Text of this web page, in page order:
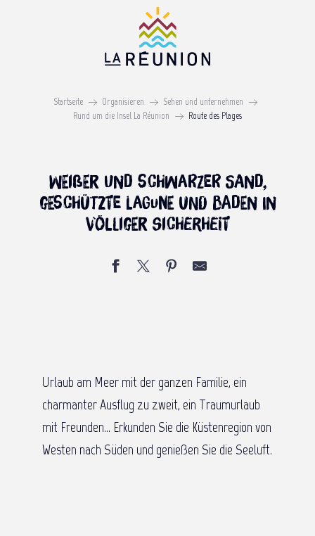
Route des plages
DIE BLAUE INSEL
Startseite Organisieren
Sehen und unternehmen
Rund um die Insel La Réunion
Route des Plages
Weißer und schwarzer Sand,
geschützte Lagune und Baden in
völliger Sicherheit
Urlaub am Meer mit der ganzen Familie, ein
charmanter Ausflug zu zweit, ein Traumurlaub
mit Freunden… Erkunden Sie die Küstenregion von
Westen nach Süden und genießen Sie die Seeluft.